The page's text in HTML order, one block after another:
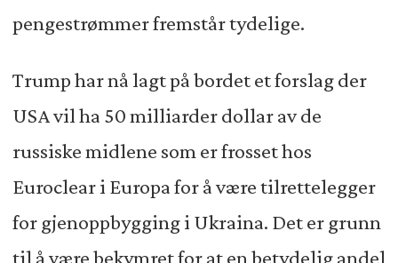
pengestrømmer fremstår tydelige.
Trump har nå lagt på bordet et forslag der
USA vil ha 50 milliarder dollar av de
russiske midlene som er frosset hos
Euroclear i Europa for å være tilrettelegger
for gjenoppbygging i Ukraina. Det er grunn
til å være bekymret for at en betydelig andel